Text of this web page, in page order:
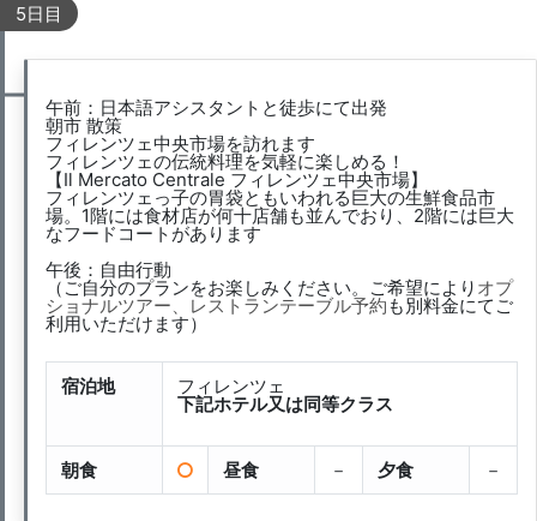
5日目
午前：日本語アシスタントと徒歩にて出発
朝市 散策
フィレンツェ中央市場を訪れます
フィレンツェの伝統料理を気軽に楽しめる！
【Il Mercato Centrale フィレンツェ中央市場】
フィレンツェっ子の胃袋ともいわれる巨大の生鮮食品市
場。1階には食材店が何十店舗も並んでおり、2階には巨大
なフードコートがあります
午後：自由行動
（ご自分のプランをお楽しみください。ご希望により オプ
ショナルツアー、レストランテーブル予約 も別料金にてご
利用いただけます）
宿泊地 フィレンツェ
下記ホテル又は同等クラス
朝食 昼食 － 夕食 －